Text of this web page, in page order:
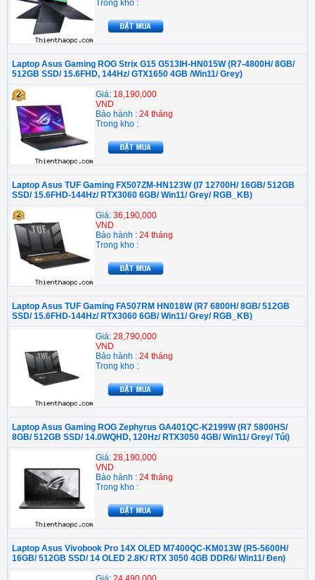
Trong kho :
Laptop Asus Gaming ROG Strix G15 G513IH-HN015W (R7-4800H/ 8GB/
512GB SSD/ 15.6FHD, 144Hz/ GTX1650 4GB /Win11/ Grey)
Giá: 18,190,000
VND
Bảo hành : 24 tháng
Trong kho :
Laptop Asus TUF Gaming FX507ZM-HN123W (I7 12700H/ 16GB/ 512GB
SSD/ 15.6FHD-144Hz/ RTX3060 6GB/ Win11/ Grey/ RGB_KB)
Giá: 36,190,000
VND
Bảo hành : 24 tháng
Trong kho :
Laptop Asus TUF Gaming FA507RM HN018W (R7 6800H/ 8GB/ 512GB
SSD/ 15.6FHD-144Hz/ RTX3060 6GB/ Win11/ Grey/ RGB_KB)
Giá: 28,790,000
VND
Bảo hành : 24 tháng
Trong kho :
Laptop Asus Gaming ROG Zephyrus GA401QC-K2199W (R7 5800HS/
8GB/ 512GB SSD/ 14.0WQHD, 120Hz/ RTX3050 4GB/ Win11/ Grey/ Túi)
Giá: 28,190,000
VND
Bảo hành : 24 tháng
Trong kho :
Laptop Asus Vivobook Pro 14X OLED M7400QC-KM013W (R5-5600H/
16GB/ 512GB SSD/ 14 OLED 2.8K/ RTX 3050 4GB DDR6/ Win11/ Đen)